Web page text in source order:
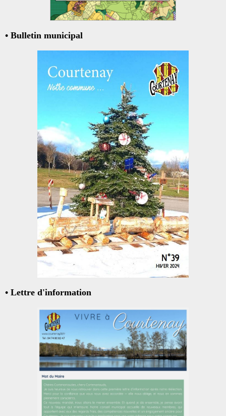
• Bulletin municipal
• Lettre d'information